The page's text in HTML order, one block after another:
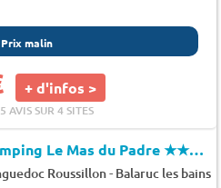
Prix malin
+ d'infos >
AVIS SUR 4 SITES
Le Mas du Padre★★★★
Roussillon- Balaruc les bains